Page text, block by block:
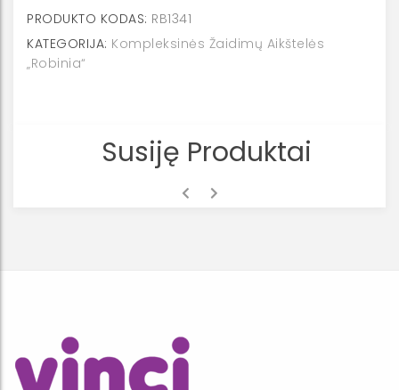
piešimo
RB1341
PRODUKTO KODAS: RB1341
KATEGORIJA: Kompleksinės Žaidimų Aikštelės
„Robinia“
Susiję Produktai